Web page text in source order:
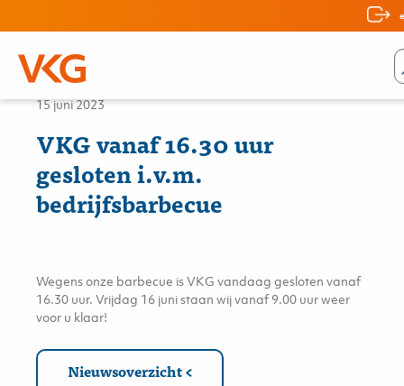
Nieuws
15 juni 2023
VKG vanaf 16.30 uur
gesloten i.v.m.
bedrijfsbarbecue
Wegens onze barbecue is VKG vandaag gesloten vanaf
16.30 uur. Vrijdag 16 juni staan wij vanaf 9.00 uur weer
voor u klaar!
Nieuwsoverzicht